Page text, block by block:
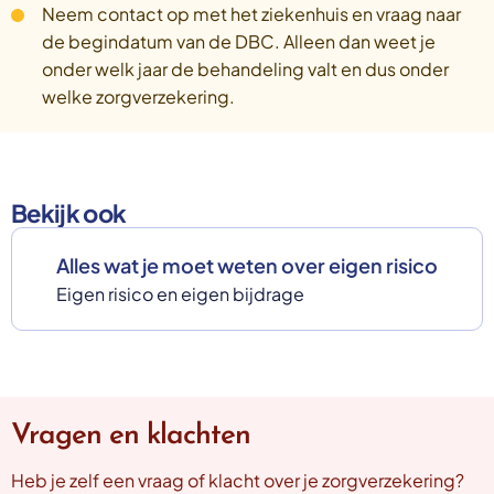
Neem contact op met het ziekenhuis en vraag naar
de begindatum van de DBC. Alleen dan weet je
onder welk jaar de behandeling valt en dus onder
welke zorgverzekering.
Bekijk ook
Alles wat je moet weten over eigen risico
Eigen risico en eigen bijdrage
Vragen en klachten
Heb je zelf een vraag of klacht over je zorgverzekering?